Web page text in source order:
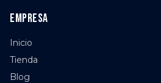
Empresa
Inicio
Tienda
Blog